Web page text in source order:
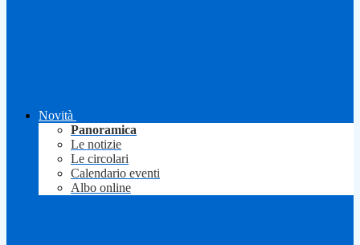
Novità
Panoramica
Le notizie
Le circolari
Calendario eventi
Albo online